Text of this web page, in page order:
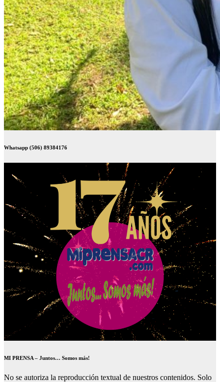
Whatsapp (506) 89384176
MI PRENSA – Juntos… Somos más!
No se autoriza la reproducción textual de nuestros contenidos. Solo